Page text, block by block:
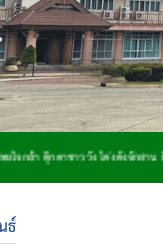
กตาชาววัง โด่งดังจักสาน ถิ่นฐาน
ธ์